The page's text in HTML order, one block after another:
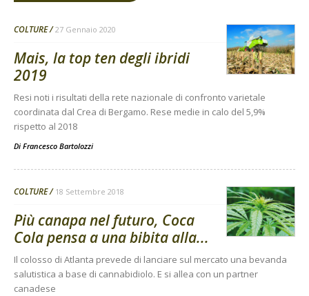
COLTURE 27 Gennaio 2020
Mais, la top ten degli ibridi
2019
Resi noti i risultati della rete nazionale di confronto varietale
coordinata dal Crea di Bergamo. Rese medie in calo del 5,9%
rispetto al 2018
Di Francesco Bartolozzi
COLTURE 18 Settembre 2018
Più canapa nel futuro, Coca
Cola pensa a una bibita alla...
Il colosso di Atlanta prevede di lanciare sul mercato una bevanda
salutistica a base di cannabidiolo. E si allea con un partner
canadese